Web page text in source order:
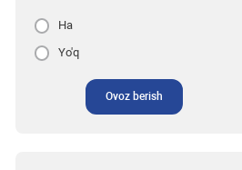
Ha
Yo'q
Ovoz berish